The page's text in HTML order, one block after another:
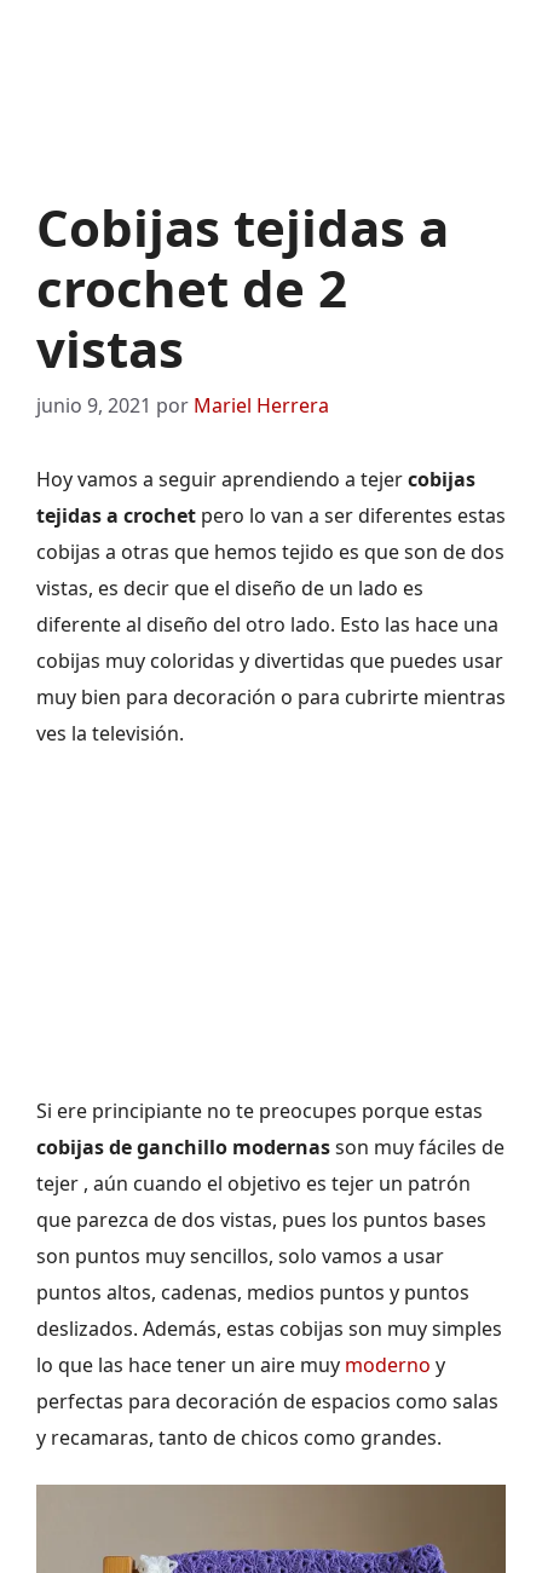
Cobijas tejidas a
crochet de 2
vistas
junio 9, 2021 por Mariel Herrera
Hoy vamos a seguir aprendiendo a tejercobijas
tejidas a crochet pero lo van a ser diferentes estas
cobijas a otras que hemos tejido es que son de dos
vistas, es decir que el diseño de un lado es
diferente al diseño del otro lado. Esto las hace una
cobijas muy coloridas y divertidas que puedes usar
muy bien para decoración o para cubrirte mientras
ves la televisión.
Si ere principiante no te preocupes porque estas
cobijas de ganchillo modernasson muy fáciles de
tejer , aún cuando el objetivo es tejer un patrón
que parezca de dos vistas, pues los puntos bases
son puntos muy sencillos, solo vamos a usar
puntos altos, cadenas, medios puntos y puntos
deslizados. Además, estas cobijas son muy simples
lo que las hace tener un aire muy moderno y
perfectas para decoración de espacios como salas
y recamaras, tanto de chicos como grandes.